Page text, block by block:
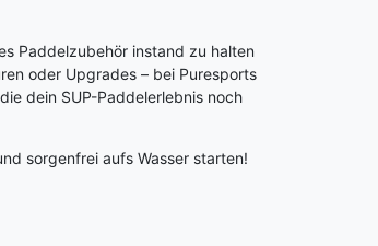
Paddelzubehör instand zu halten
oder Upgrades – bei Puresports
dein SUP-Paddelerlebnis noch
sorgenfrei aufs Wasser starten!